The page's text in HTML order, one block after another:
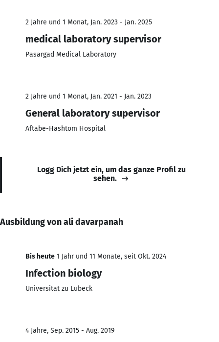
2 Jahre und 1 Monat, Jan. 2023 - Jan. 2025
medical laboratory supervisor
Pasargad Medical Laboratory
2 Jahre und 1 Monat, Jan. 2021 - Jan. 2023
General laboratory supervisor
Aftabe-Hashtom Hospital
Logg Dich jetzt ein, um das ganze Profil zu
sehen.
Ausbildung von ali davarpanah
Bis heute 1 Jahr und 11 Monate, seit Okt. 2024
Infection biology
Universitat zu Lubeck
4 Jahre, Sep. 2015 - Aug. 2019